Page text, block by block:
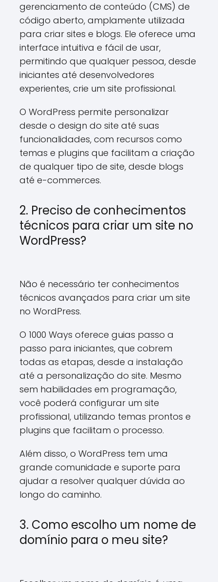
gerenciamento de conteúdo (CMS) de
código aberto, amplamente utilizada
para criar sites e blogs. Ele oferece uma
interface intuitiva e fácil de usar,
permitindo que qualquer pessoa, desde
iniciantes até desenvolvedores
experientes, crie um site profissional.
O WordPress permite personalizar
desde o design do site até suas
funcionalidades, com recursos como
temas e plugins que facilitam a criação
de qualquer tipo de site, desde blogs
até e-commerces.
2. Preciso de conhecimentos
técnicos para criar um site no
WordPress?
Não é necessário ter conhecimentos
técnicos avançados para criar um site
no WordPress.
O 1000 Ways oferece guias passo a
passo para iniciantes, que cobrem
todas as etapas, desde a instalação
até a personalização do site. Mesmo
sem habilidades em programação,
você poderá configurar um site
profissional, utilizando temas prontos e
plugins que facilitam o processo.
Além disso, o WordPress tem uma
grande comunidade e suporte para
ajudar a resolver qualquer dúvida ao
longo do caminho.
3. Como escolho um nome de
domínio para o meu site?